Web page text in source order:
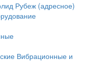
Рубеж (адресное)
Вибрационные и